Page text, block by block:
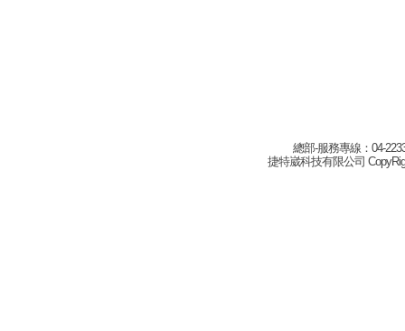
總部-服務專線：04-
捷特崴科技有限公司